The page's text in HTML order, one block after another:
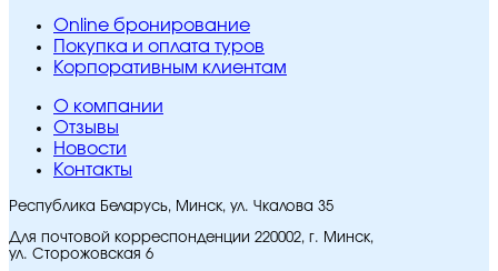
Online бронирование
Покупка и оплата туров
Корпоративным клиентам
O компании
Отзывы
Новости
Контакты
Республика Беларусь, Минск, ул. Чкалова 35
Для почтовой корреспонденции 220002, г. Минск,
ул. Сторожовская 6